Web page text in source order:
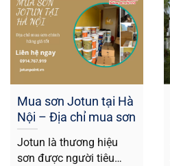
Mua sơn Jotun tại Hà
Nội – Địa chỉ mua sơn
chính hãng giá tốt
Jotun là thương hiệu
sơn được người tiêu